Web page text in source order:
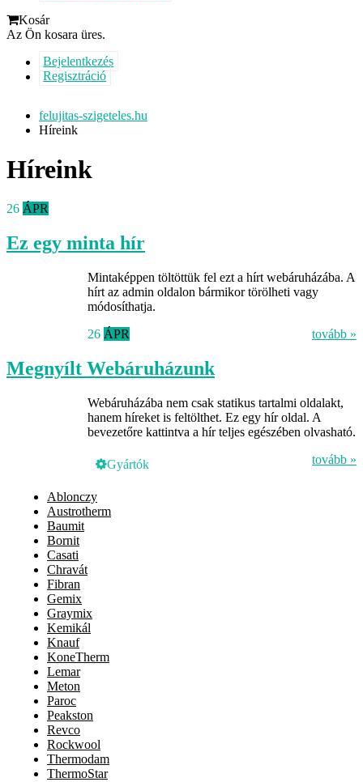
Kosár
Az Ön kosara üres.
Bejelentkezés
Regisztráció
felujitas-szigeteles.hu
Híreink
Híreink
26 ÁPR
Ez egy minta hír
Mintaképpen töltöttük fel ezt a hírt webáruházába. A
hírt az admin oldalon bármikor törölheti vagy
módosíthatja.
tovább »
26 ÁPR
Megnyílt Webáruházunk
Webáruházába nem csak statikus tartalmi oldalakt,
hanem híreket is feltölthet. Ez egy hír oldal. A
bevezetőre kattintva a hír teljes egészében olvasható.
tovább »
Gyártók
Ablonczy
Austrotherm
Baumit
Bornit
Casati
Chravát
Fibran
Gemix
Graymix
Kemikál
Knauf
KoneTherm
Lemar
Meton
Paroc
Peakston
Revco
Rockwool
Thermodam
ThermoStar